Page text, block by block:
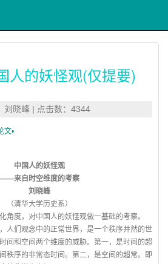
人的妖怪观(仅提要)
刘晓峰 | 点击数：4344
文•
中国人的妖怪观
——来自时空维度的考察
刘晓峰
（清华大学历史系）
角度，对中国人的妖怪观做一基础的考察。
人们观念中的正常世界，是一个秩序井然的世
间和空间两个维度的威胁。第一，是时间的超
秩序的非常态时间。第二，是空间的超常。即